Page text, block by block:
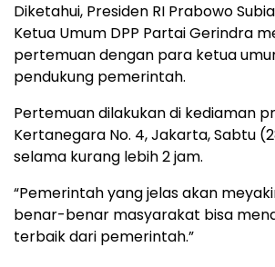
Diketahui, Presiden RI Prabowo
Ketua Umum DPP Partai Gerindra
pertemuan dengan para ketua
pendukung pemerintah.
Pertemuan dilakukan di kediaman
Kertanegara No. 4, Jakarta, Sabtu
selama kurang lebih 2 jam.
“Pemerintah yang jelas akan
benar-benar masyarakat bisa
terbaik dari pemerintah.”